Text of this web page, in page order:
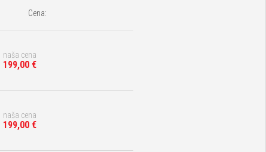
Cena:
naša cena
199,00 €
naša cena
199,00 €